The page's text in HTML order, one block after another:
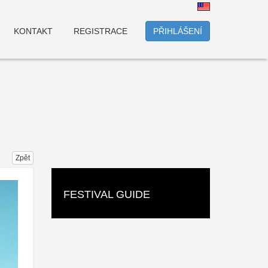
KONTAKT REGISTRACE PŘIHLÁŠENÍ
Zpět
FESTIVAL GUIDE